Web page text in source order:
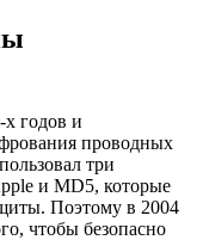
годов и
проводных
три
и MD5, которые
Поэтому в 2004
чтобы безопасно